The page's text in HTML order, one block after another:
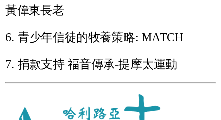
黃偉東長老
6. 青少年信徒的牧養策略: MATCH
7. 捐款支持 福音傳承-提摩太運動